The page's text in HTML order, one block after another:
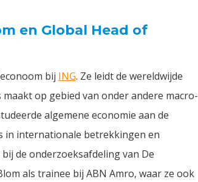
en Global Head of
bij ING. Ze leidt de wereldwijde
op gebied van onder andere macro-
algemene economie aan de
in internationale betrekkingen en
de onderzoeksafdeling van De
als trainee bij ABN Amro, waar ze ook